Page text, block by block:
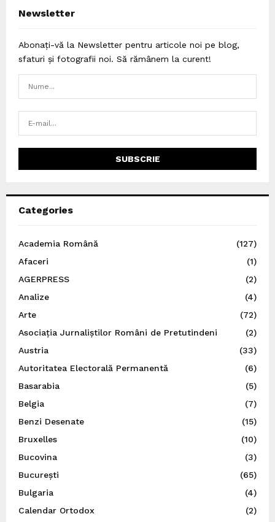
Newsletter
Abonați-vă la Newsletter pentru articole noi pe blog,
sfaturi și fotografii noi. Să rămânem la curent!
Categories
Academia Română
(127)
Afaceri
(1)
AGERPRESS
(2)
Analize
(4)
Arte
(72)
Asociația Jurnaliștilor Români de Pretutindeni
(2)
Austria
(33)
Autoritatea Electorală Permanentă
(6)
Basarabia
(5)
Belgia
(7)
Benzi Desenate
(15)
Bruxelles
(10)
Bucovina
(3)
București
(65)
Bulgaria
(4)
Calendar Ortodox
(2)